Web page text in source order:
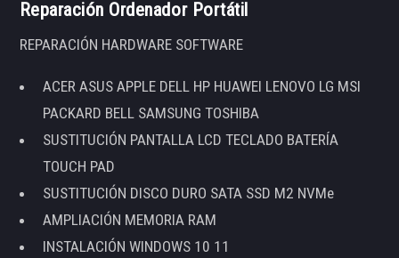
Reparación Ordenador Portátil
REPARACIÓN HARDWARE SOFTWARE
ACER ASUS APPLE DELL HP HUAWEI LENOVO LG MSI
PACKARD BELL SAMSUNG TOSHIBA
SUSTITUCIÓN PANTALLA LCD TECLADO BATERÍA
TOUCH PAD
SUSTITUCIÓN DISCO DURO SATA SSD M2 NVMe
AMPLIACIÓN MEMORIA RAM
INSTALACIÓN WINDOWS 10 11